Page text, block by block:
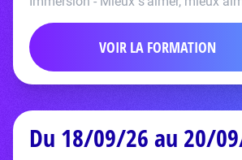
VOIR LA FORMATION
Du 18/09/26 au 20/